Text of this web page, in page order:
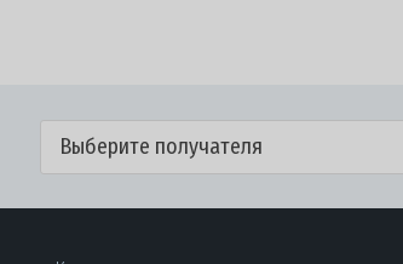
Выберите получателя